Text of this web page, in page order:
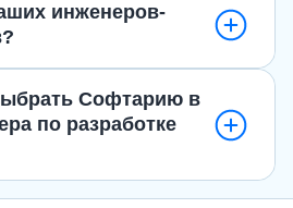
инженеров-
Софтарию в
по разработке